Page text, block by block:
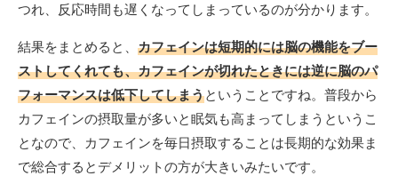
つれ、反応時間も遅くなってしまっているのが分かります。
結果をまとめると、 カフェインは短期的には脳の機能をブー
ストしてくれても、カフェインが切れたときには逆に脳のパ
フォーマンスは低下してしまうということですね。普段から
カフェインの摂取量が多いと眠気も高まってしまうというこ
となので、カフェインを毎日摂取することは長期的な効果ま
で総合するとデメリットの方が大きいみたいです。